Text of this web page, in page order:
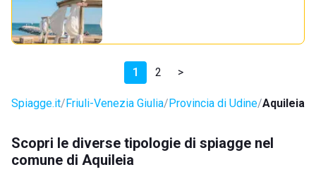
1 2 >
Spiagge.it Friuli-Venezia Giulia Provincia di Udine Aquileia
Scopri le diverse tipologie di spiagge nel
comune di Aquileia